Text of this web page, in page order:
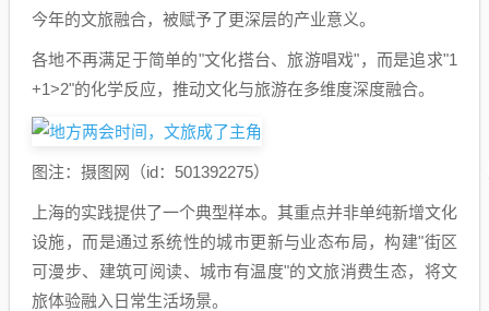
今年的文旅融合，被赋予了更深层的产业意义。
各地不再满足于简单的"文化搭台、旅游唱戏"，而是追求"1
+1>2"的化学反应，推动文化与旅游在多维度深度融合。
图注：摄图网（id：501392275）
上海的实践提供了一个典型样本。其重点并非单纯新增文化
设施，而是通过系统性的城市更新与业态布局，构建"街区
可漫步、建筑可阅读、城市有温度"的文旅消费生态，将文
旅体验融入日常生活场景。